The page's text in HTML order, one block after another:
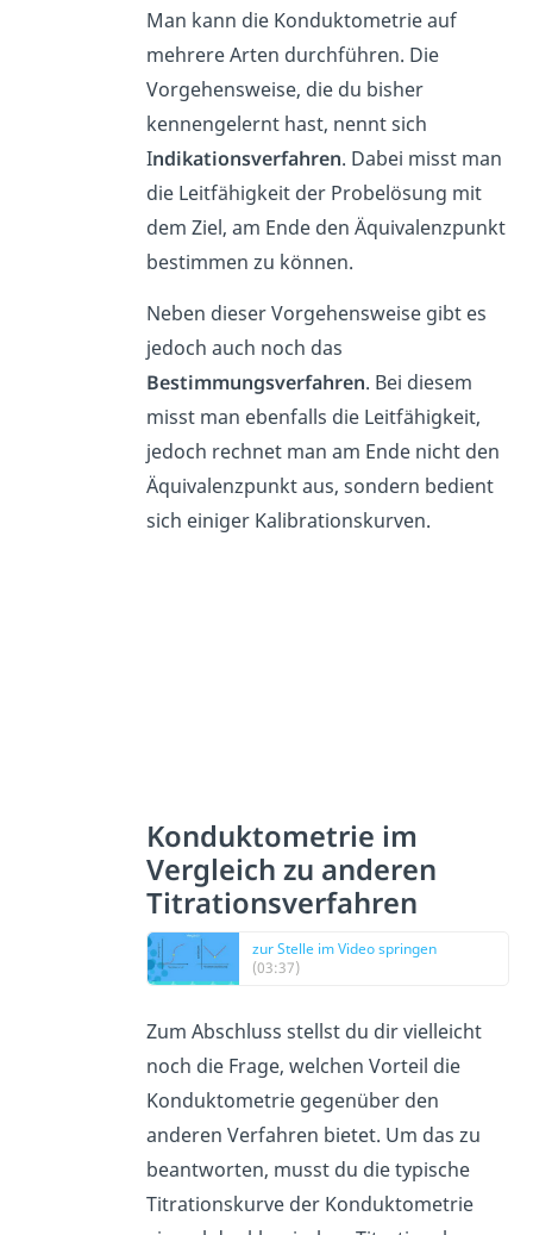
Man kann die Konduktometrie auf
mehrere Arten durchführen. Die
Vorgehensweise, die du bisher
kennengelernt hast, nennt sich
Indikationsverfahren. Dabei misst man
die Leitfähigkeit der Probelösung mit
dem Ziel, am Ende den Äquivalenzpunkt
bestimmen zu können.
Neben dieser Vorgehensweise gibt es
jedoch auch noch das
Bestimmungsverfahren. Bei diesem
misst man ebenfalls die Leitfähigkeit,
jedoch rechnet man am Ende nicht den
Äquivalenzpunkt aus, sondern bedient
sich einiger Kalibrationskurven.
Konduktometrie im
Vergleich zu anderen
Titrationsverfahren
zur Stelle im Video springen
(03:37)
Zum Abschluss stellst du dir vielleicht
noch die Frage, welchen Vorteil die
Konduktometrie gegenüber den
anderen Verfahren bietet. Um das zu
beantworten, musst du die typische
Titrationskurve der Konduktometrie